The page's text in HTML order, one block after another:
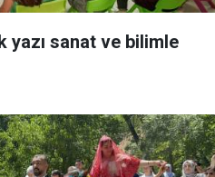
yazı sanat ve bilimle